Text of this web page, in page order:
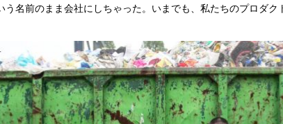
う名前のまま会社にしちゃった。いまでも、私たちのプロダ